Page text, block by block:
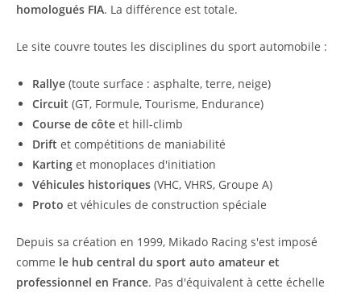
homologués FIA. La différence est totale.
Le site couvre toutes les disciplines du sport automobile :
Rallye (toute surface : asphalte, terre, neige)
Circuit (GT, Formule, Tourisme, Endurance)
Course de côte et hill-climb
Drift et compétitions de maniabilité
Karting et monoplaces d'initiation
Véhicules historiques (VHC, VHRS, Groupe A)
Proto et véhicules de construction spéciale
Depuis sa création en 1999, Mikado Racing s'est imposé
comme le hub central du sport auto amateur et
professionnel en France. Pas d'équivalent à cette échelle